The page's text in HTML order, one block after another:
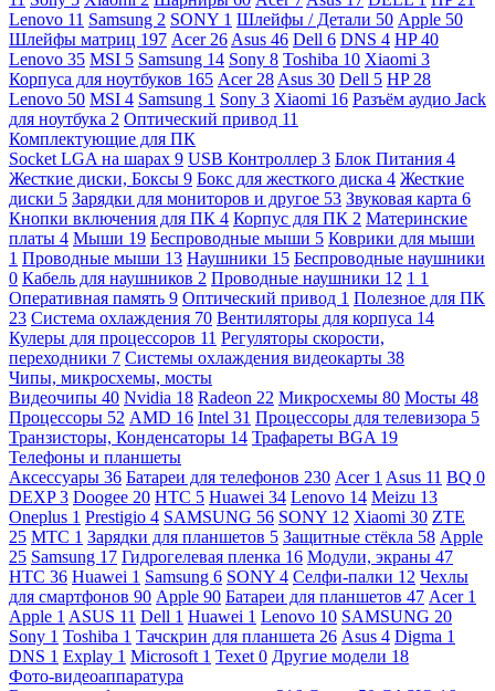
Lenovo 11 Samsung 2 SONY 1 Шлейфы / Детали 50 Apple 50
Шлейфы матриц 197 Acer 26 Asus 46 Dell 6 DNS 4 HP40
Lenovo 35 MSI 5 Samsung 14 Sony 8 Toshiba 10 Xiaomi 3
Корпуса для ноутбуков 165 Acer 28 Asus 30 Dell 5 HP 28
Lenovo 50 MSI 4 Samsung 1 Sony 3 Xiaomi 16 Разъём аудио Jack
для ноутбука 2 Оптический привод 11
Комплектующие для ПК
Socket LGA на шарах 9 USB Контроллер 3 Блок Питания 4
Жесткие диски, Боксы 9 Бокс для жесткого диска 4 Жесткие
диски 5 Зарядки для мониторов и другое 53 Звуковая карта 6
Кнопки включения для ПК 4 Корпус для ПК 2 Материнские
платы 4 Мыши 19 Беспроводные мыши 5 Коврики для мыши
1 Проводные мыши 13 Наушники 15 Беспроводные наушники
0 Кабель для наушников 2 Проводные наушники 12 1 1
Оперативная память 9 Оптический привод 1 Полезное для ПК
23 Система охлаждения 70 Вентиляторы для корпуса 14
Кулеры для процессоров 11 Регуляторы скорости,
переходники 7 Системы охлаждения видеокарты 38
Чипы, микросхемы, мосты
Видеочипы 40 Nvidia 18 Radeon 22 Микросхемы 80 Мосты 48
Процессоры 52 AMD 16 Intel 31 Процессоры для телевизора 5
Транзисторы, Конденсаторы 14 Трафареты BGA 19
Телефоны и планшеты
Аксессуары 36 Батареи для телефонов 230 Acer 1 Asus 11 BQ 0
DEXP3 Doogee 20 HTC 5 Huawei 34 Lenovo 14 Meizu 13
Oneplus 1 Prestigio 4 SAMSUNG 56 SONY 12 Xiaomi 30 ZTE
25 МТС 1 Зарядки для планшетов 5 Защитные стёкла 58 Apple
25 Samsung 17 Гидрогелевая пленка 16 Модули, экраны 47
HTC 36 Huawei 1 Samsung 6 SONY 4 Селфи-палки 12 Чехлы
для смартфонов 90 Apple 90 Батареи для планшетов 47 Acer 1
Apple 1 ASUS 11 Dell 1 Huawei 1 Lenovo 10 SAMSUNG 20
Sony 1 Toshiba 1 Тачскрин для планшета 26 Asus 4 Digma 1
DNS 1 Explay 1 Microsoft 1 Texet 0 Другие модели 18
Фото-видеоаппаратура